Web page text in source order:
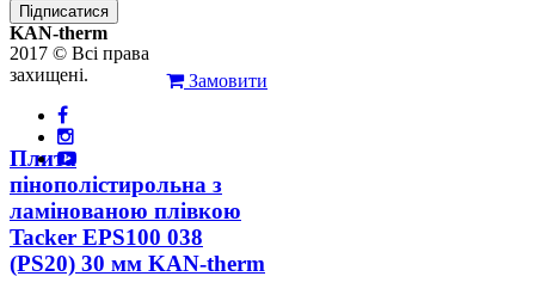
126.31 грн
KAN-therm
Замовити
Плита
пінополістирольна з
ламінованою плівкою
Tacker EPS100 038
(PS20) 30 мм KAN-therm
Підписатися
2017 © Всі права
захищені.